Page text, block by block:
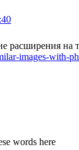
расширения
images-with-
words here